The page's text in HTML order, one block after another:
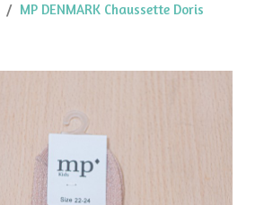
MP DENMARK Chaussette Doris